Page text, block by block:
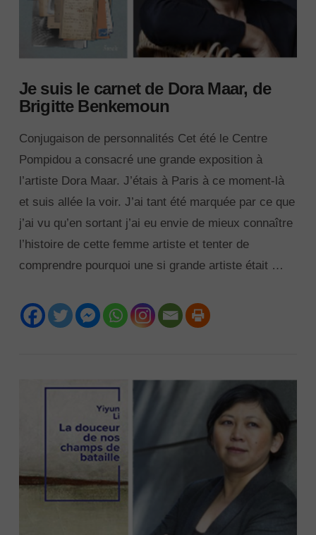
VIEW POST
Je suis le carnet de Dora Maar, de
Brigitte Benkemoun
Conjugaison de personnalités Cet été le Centre
Pompidou a consacré une grande exposition à
l’artiste Dora Maar. J’étais à Paris à ce moment-là
et suis allée la voir. J’ai tant été marquée par ce que
j’ai vu qu’en sortant j’ai eu envie de mieux connaître
l’histoire de cette femme artiste et tenter de
comprendre pourquoi une si grande artiste était …